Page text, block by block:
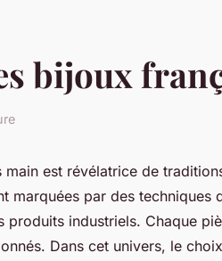
bijoux
est révélatrice de
marquées par des techniques
produits industriels. Chaque
Dans cet univers, le